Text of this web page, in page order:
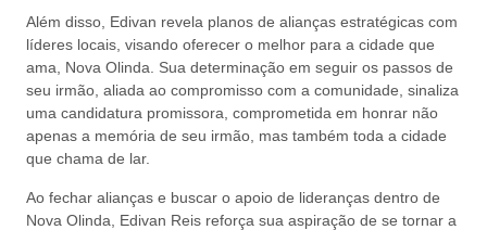
Além disso, Edivan revela planos de alianças estratégicas com
líderes locais, visando oferecer o melhor para a cidade que
ama, Nova Olinda. Sua determinação em seguir os passos de
seu irmão, aliada ao compromisso com a comunidade, sinaliza
uma candidatura promissora, comprometida em honrar não
apenas a memória de seu irmão, mas também toda a cidade
que chama de lar.
Ao fechar alianças e buscar o apoio de lideranças dentro de
Nova Olinda, Edivan Reis reforça sua aspiração de se tornar a